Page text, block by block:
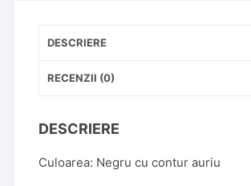
DESCRIERE
RECENZII (0)
DESCRIERE
Culoarea: Negru cu contur auriu